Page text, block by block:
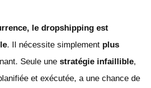
le dropshipping est
. Il nécessite simplement plus
Seule une stratégie infaillible,
et exécutée, a une chance de